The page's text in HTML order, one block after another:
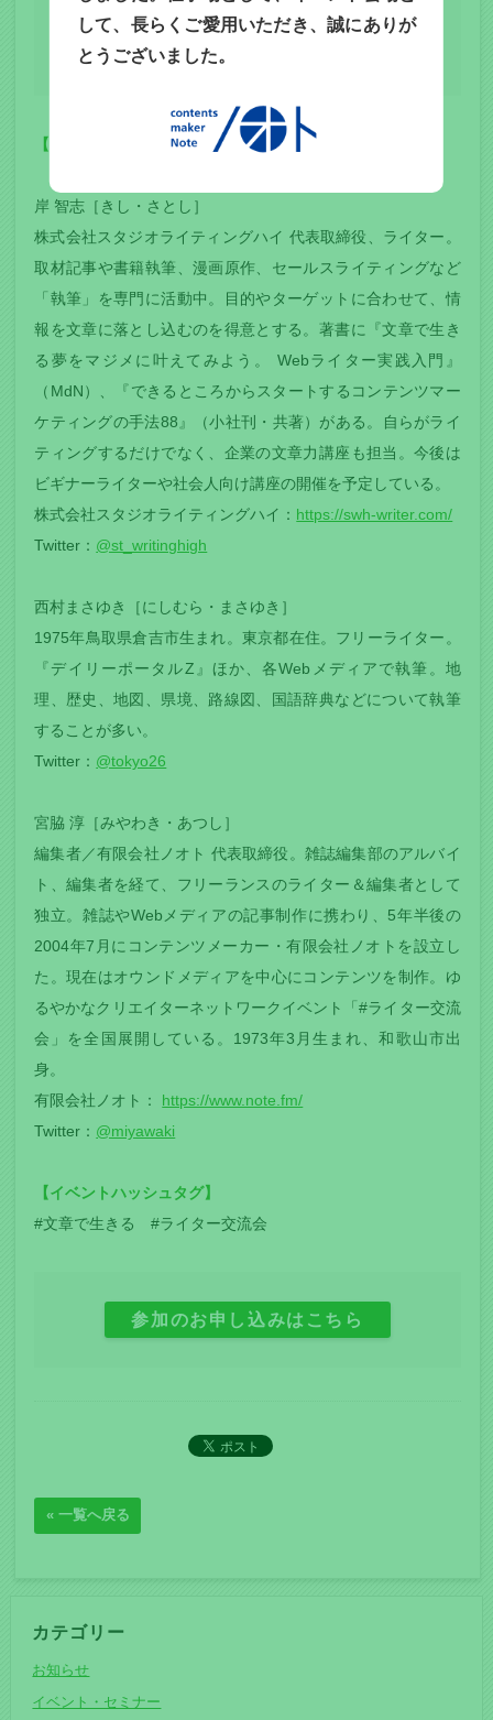
参加のお申し込みはこちら
【出演者プロフィール】
岸 智志［きし・さとし］
株式会社スタジオライティングハイ 代表取締役、ライター。
取材記事や書籍執筆、漫画原作、セールスライティングなど
「執筆」を専門に活動中。目的やターゲットに合わせて、情
報を文章に落とし込むのを得意とする。著書に『文章で生き
る夢をマジメに叶えてみよう。 Webライター実践入門』
（MdN）、『できるところからスタートするコンテンツマー
ケティングの手法88』（小社刊・共著）がある。自らがライ
ティングするだけでなく、企業の文章力講座も担当。今後は
ビギナーライターや社会人向け講座の開催を予定している。
株式会社スタジオライティングハイ： https://swh-writer.com/
Twitter： @st_writinghigh
西村まさゆき［にしむら・まさゆき］
1975年鳥取県倉吉市生まれ。東京都在住。フリーライター。
『デイリーポータルZ』ほか、各Webメディアで執筆。地
理、歴史、地図、県境、路線図、国語辞典などについて執筆
することが多い。
Twitter： @tokyo26
宮脇 淳［みやわき・あつし］
編集者／有限会社ノオト 代表取締役。雑誌編集部のアルバイ
ト、編集者を経て、フリーランスのライター＆編集者として
独立。雑誌やWebメディアの記事制作に携わり、5年半後の
2004年7月にコンテンツメーカー・有限会社ノオトを設立し
た。現在はオウンドメディアを中心にコンテンツを制作。ゆ
るやかなクリエイターネットワークイベント「#ライター交流
会」を全国展開している。1973年3月生まれ、和歌山市出
身。
有限会社ノオト： https://www.note.fm/
Twitter： @miyawaki
【イベントハッシュタグ】
#文章で生きる #ライター交流会
参加のお申し込みはこちら
« 一覧へ戻る
カテゴリー
お知らせ
イベント・セミナー
して、長らくご愛用いただき、誠にありが
とうございました。